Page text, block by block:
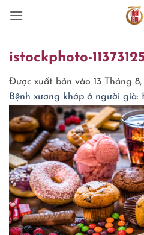
qua
dungistockphoto-
Được xuất bản vào 13 Tháng
Bệnh xương khớp ở người già: